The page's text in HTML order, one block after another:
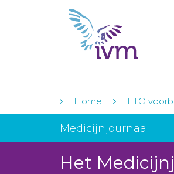
Home FTO
Medicijnjournaal
Het